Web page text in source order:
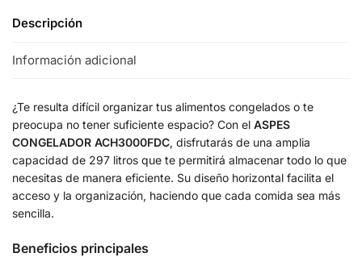
Descripción
Información adicional
¿Te resulta difícil organizar tus alimentos congelados o te
preocupa no tener suficiente espacio? Con el ASPES
CONGELADOR ACH3000FDC, disfrutarás de una amplia
capacidad de 297 litros que te permitirá almacenar todo lo que
necesitas de manera eficiente. Su diseño horizontal facilita el
acceso y la organización, haciendo que cada comida sea más
sencilla.
Beneficios principales